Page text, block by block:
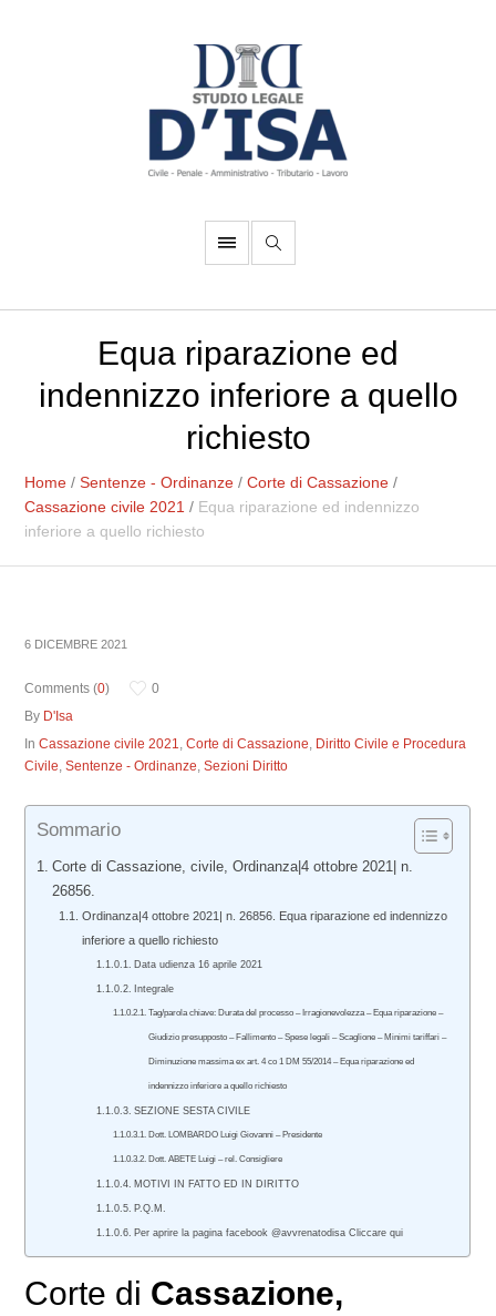
Equa riparazione ed
indennizzo inferiore a quello
richiesto
Home /Sentenze - Ordinanze /Corte di Cassazione /
Cassazione civile 2021 / Equa riparazione ed indennizzo
inferiore a quello richiesto
6 DICEMBRE 2021
Comments (0)
0
By D'Isa
InCassazione civile 2021,Corte di Cassazione, Diritto Civile e Procedura
Civile,Sentenze - Ordinanze,Sezioni Diritto
Sommario
Corte di Cassazione, civile, Ordinanza|4 ottobre 2021| n.
26856.
Ordinanza|4 ottobre 2021| n. 26856. Equa riparazione ed indennizzo
inferiore a quello richiesto
Data udienza 16 aprile 2021
Integrale
Tag/parola chiave: Durata del processo – Irragionevolezza – Equa riparazione –
Giudizio presupposto – Fallimento – Spese legali – Scaglione – Minimi tariffari –
Diminuzione massima ex art. 4 co 1 DM 55/2014 – Equa riparazione ed
indennizzo inferiore a quello richiesto
SEZIONE SESTA CIVILE
Dott. LOMBARDO Luigi Giovanni – Presidente
Dott. ABETE Luigi – rel. Consigliere
MOTIVI IN FATTO ED IN DIRITTO
P.Q.M.
Per aprire la pagina facebook @avvrenatodisa Cliccare qui
Corte di Cassazione,